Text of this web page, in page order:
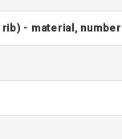
- material, number